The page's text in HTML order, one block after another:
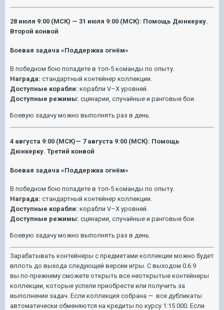
28 июля 9:00 (МСК) — 31 июля 9:00 (МСК): Помощь Дюнкерку.
Второй конвой
Боевая задача «Поддержка огнём»
В победном бою попадите в топ-5 команды по опыту.
Награда: стандартный контейнер коллекции.
Доступные корабли: корабли V–X уровней.
Доступные режимы: сценарии, случайные и ранговые бои.
Боевую задачу можно выполнять раз в день.
4 августа 9:00 (МСК)— 7 августа 9:00 (МСК): Помощь
Дюнкерку. Третий конвой
Боевая задача «Поддержка огнём»
В победном бою попадите в топ-5 команды по опыту.
Награда: стандартный контейнер коллекции.
Доступные корабли: корабли V–X уровней.
Доступные режимы: сценарии, случайные и ранговые бои.
Боевую задачу можно выполнять раз в день.
Зарабатывать контейнеры с предметами коллекции можно будет
вплоть до выхода следующей версии игры. С выходом 0.6.9
вы по-прежнему сможете открыть все неоткрытые контейнеры
коллекции, которые успели приобрести или получить за
выполнение задач. Если коллекция собрана — все дубликаты
автоматически обменяются на кредиты по курсу 1:15 000. Если